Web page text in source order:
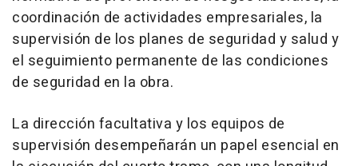
coordinación de actividades empresariales, la
supervisión de los planes de seguridad y salud y
el seguimiento permanente de las condiciones
de seguridad en la obra.
La dirección facultativa y los equipos de
supervisión desempeñarán un papel esencial en